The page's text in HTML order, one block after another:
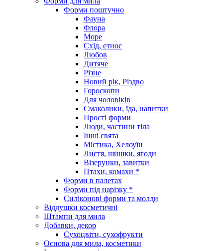
Форми поштучно
Фауна
Флора
Море
Схід, етнос
Любов
Дитяче
Різне
Новий рік, Різдво
Гороскопи
Для чоловіків
Смаколики, їда, напитки
Прості форми
Люди, частини тіла
Інші свята
Містика, Хелоуїн
Листя, шишки, ягоди
Візерунки, завитки
Птахи, комахи *
Форми в палетах
Форми під нарізку *
Силіконові форми та молди
Віддушки косметичні
Штампи для мила
Добавки, декор
Сухоцвіти, сухофрукти
Основа для мила, косметики